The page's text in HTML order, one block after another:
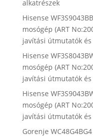
alkatrészek
Hisense
mosógép (ART
javítási útmutatók
Hisense
mosógép (ART
javítási útmutatók
Hisense
mosógép (ART
javítási útmutatók
Gorenje